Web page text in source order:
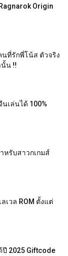
Origin
ที่รักพี่โน้ส ตัวจริง
น !!
เล่นได้ 100%
หรับสาวกเกมส์
เวล ROM ตั้งแต่
ปี 2025 Giftcode